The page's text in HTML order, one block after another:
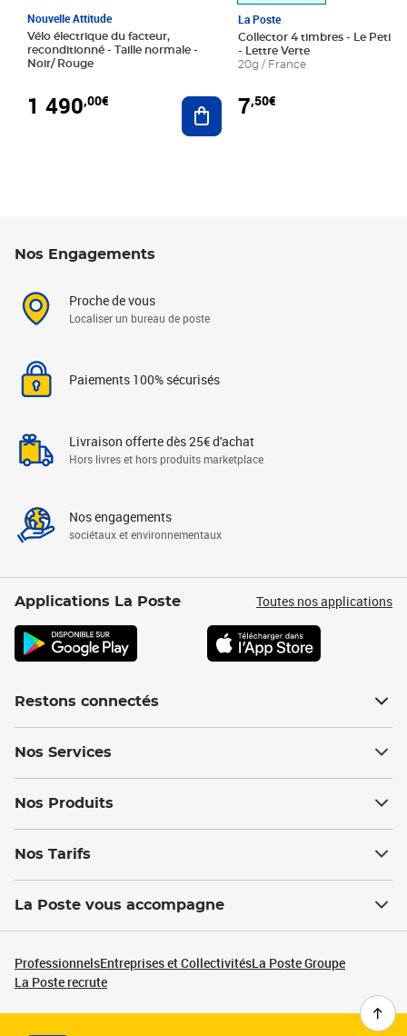
Nouvelle Attitude
Vélo électrique du facteur,
reconditionné - Taille normale -
Noir/ Rouge
1 490,00€ Ajouter au panier
La Poste
Collector 4 timbres - Le Petit
- Lettre Verte
20g / France
7,50€
Nos Engagements
Proche de vous
Localiser un bureau de poste
Paiements 100% sécurisés
Livraison offerte dès 25€ d'achat
Hors livres et hors produits marketplace
Nos engagements
sociétaux et environnementaux
Applications La Poste Toutes nos applications
Restons connectés
Nos Services
Nos Produits
Nos Tarifs
La Poste vous accompagne
ProfessionnelsEntreprises et CollectivitésLa Poste Groupe
La Poste recrute